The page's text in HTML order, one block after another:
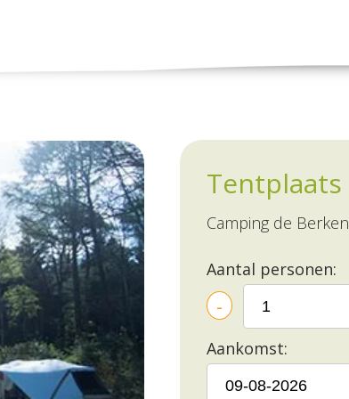
Tentplaats
Camping de Berken
Aantal personen:
-
Aankomst: